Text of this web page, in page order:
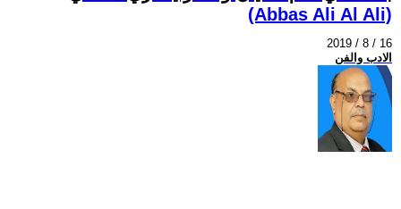
(Abbas Ali Al Ali)
2019 / 8 / 16
الادب والفن